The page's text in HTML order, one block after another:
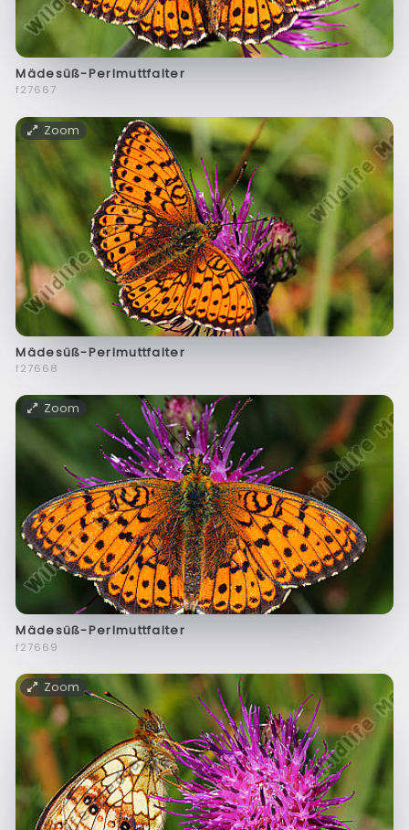
Mädesüß-Perlmuttfalter
f27667
Zoom
Mädesüß-Perlmuttfalter
f27668
Zoom
Mädesüß-Perlmuttfalter
f27669
Zoom